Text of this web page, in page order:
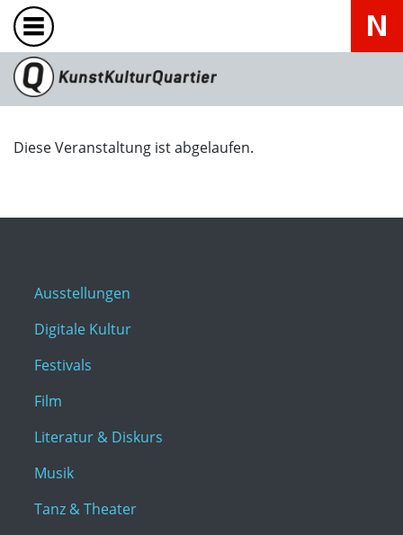
Diese Veranstaltung ist abgelaufen.
Ausstellungen
Digitale Kultur
Festivals
Film
Literatur & Diskurs
Musik
Tanz & Theater